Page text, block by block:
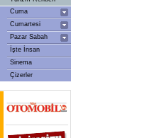
Cuma
Cumartesi
Pazar Sabah
İşte İnsan
Sinema
Çizerler